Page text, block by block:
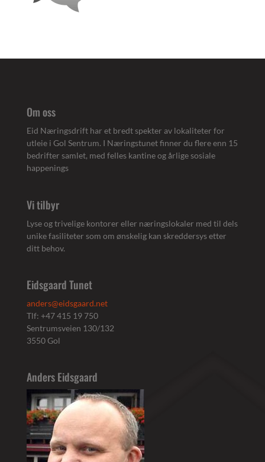
Om oss
Eid Næringsdrift har et bredt spekter av lokaliteter for
utleie i Gol Sentrum. I Næringstunet finner du flere enn 15
bedrifter samlet, med felles kantine og årlige sosiale
happenings
Vi tilbyr
Lyse og trivelige kontorer eller næringslokaler med til dels
unike fasiliteter som om ønskelig kan skreddersys etter
ditt behov.
Eidsgaard Tunet
anders@eidsgaard.net
Tlf: +47 415 19 750
Sentrumsveien 130/132
3550 Gol
Anders Eidsgaard